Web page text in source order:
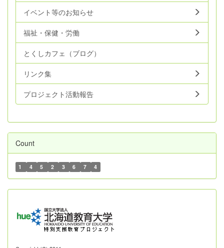
イベント等のお知らせ
福祉・保健・労働
とくしカフェ（ブログ）
リンク集
プロジェクト活動報告
Count
1 4 5 2 3 6 7 4